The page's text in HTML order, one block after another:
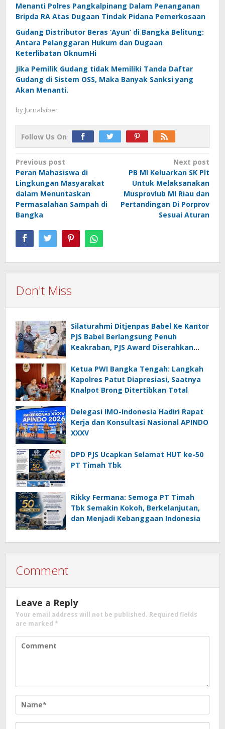
Menanti Polres Pangkalpinang Dalam Penanganan
Bripda RA Atas Dugaan Tindak Pidana Pemerkosaan
Gudang Distributor Beras ‘Ayun’ di Bangka Belitung:
Antara Pelanggaran Hukum dan Dugaan
Keterlibatan OknumHi
Jika Pemilik Gudang tidak Memiliki Tanda Daftar
Gudang di Sistem OSS, Maka Banyak Sanksi yang
Akan Menanti.
by Jurnalsiber
Follow Us On
Post
navigation
Previous post
Peran Mahasiswa di
Lingkungan Masyarakat
dalam Menuntaskan
Permasalahan Sampah di
Bangka
Next post
PB MI Keluarkan SK Plt
Untuk Melaksanakan
Musprovlub MI Riau dan
Pertandingan Di Porprov
Sesuai Aturan
Don't Miss
Silaturahmi Ditjenpas Babel Ke Kantor
PJS Babel Berlangsung Penuh
Keakraban, PJS Award Diserahkan
Ketua PWI Bangka Tengah: Langkah
Kapolres Patut Diapresiasi, Saatnya
Knalpot Brong Ditertibkan Total
Delegasi IMO-Indonesia Hadiri Rapat
Kerja dan Konsultasi Nasional APINDO
XXXV
DPD PJS Ucapkan Selamat HUT ke-50
PT Timah Tbk
Rikky Fermana: Semoga PT Timah
Tbk Semakin Kokoh, Berkelanjutan,
dan Menjadi Kebanggaan Indonesia
Comment
Leave a Reply
Your email address will not be published. Required fields
are marked *